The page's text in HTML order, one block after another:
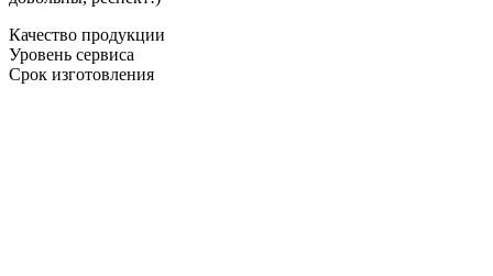
Качество продукции
Уровень сервиса
Срок изготовления